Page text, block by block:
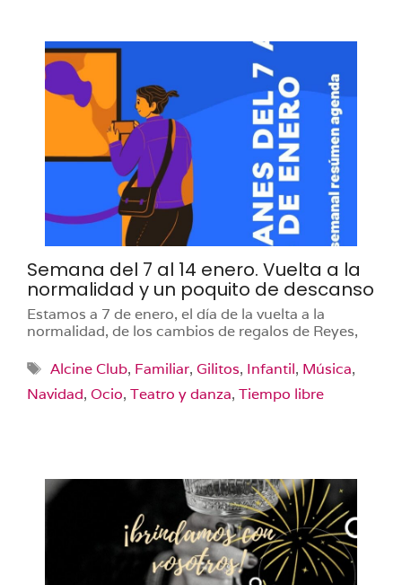
Semana del 7 al 14 enero. Vuelta a la
normalidad y un poquito de descanso
Estamos a 7 de enero, el día de la vuelta a la
normalidad, de los cambios de regalos de Reyes,
Etiquetas
Alcine Club, Familiar, Gilitos, Infantil, Música,
Navidad, Ocio, Teatro y danza, Tiempo libre